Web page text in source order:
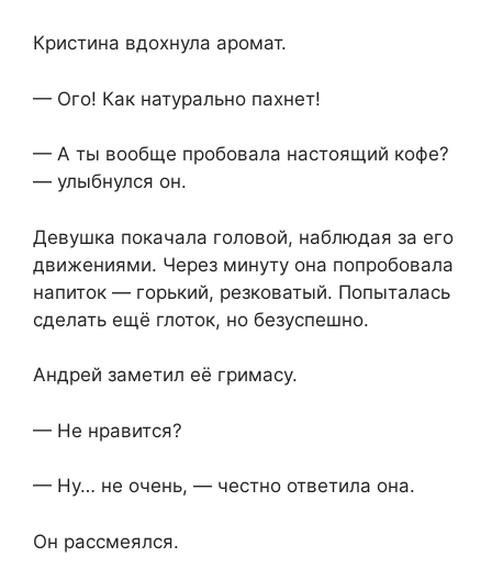
Кристина вдохнула аромат.
— Ого! Как натурально пахнет!
— А ты вообще пробовала настоящий кофе?
— улыбнулся он.
Девушка покачала головой, наблюдая за его
движениями. Через минуту она попробовала
напиток — горький, резковатый. Попыталась
сделать ещё глоток, но безуспешно.
Андрей заметил её гримасу.
— Не нравится?
— Ну… не очень, — честно ответила она.
Он рассмеялся.